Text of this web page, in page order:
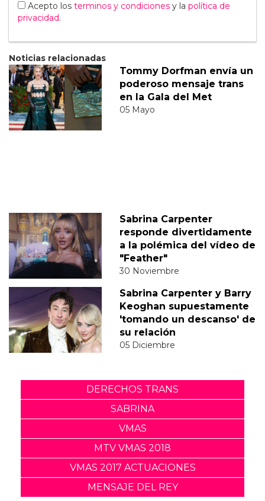
Acepto los terminos y condiciones y la política de
privacidad.
Noticias relacionadas
Tommy Dorfman envía un
poderoso mensaje trans
en la Gala del Met
05 Mayo
Sabrina Carpenter
responde divertidamente
a la polémica del vídeo de
"Feather"
30 Noviembre
Sabrina Carpenter y Barry
Keoghan supuestamente
'tomando un descanso' de
su relación
05 Diciembre
DERECHOS TRANS
SABRINA
VMAS
MTV VMAS 2018
VMAS 2017 ACTUACIONES
MENSAJE DEL REY